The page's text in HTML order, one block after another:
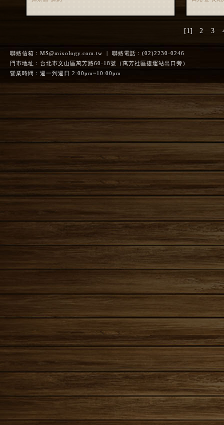
[1] 2 3
聯絡信箱： MS@mixology.com.tw | 聯絡電話：(02)2230-0246
門市地址：台北市文山區萬芳路60-18號（萬芳社區捷運站出口旁）
營業時間：週一到週日 2:00pm~10:00pm